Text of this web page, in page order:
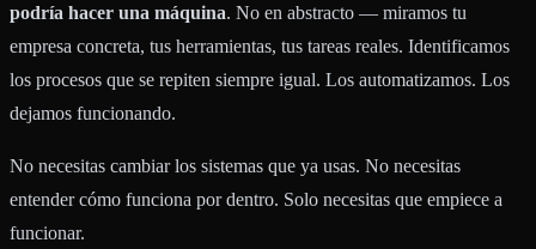
podría hacer una máquina. No en abstracto — miramos tu
empresa concreta, tus herramientas, tus tareas reales. Identificamos
los procesos que se repiten siempre igual. Los automatizamos. Los
dejamos funcionando.
No necesitas cambiar los sistemas que ya usas. No necesitas
entender cómo funciona por dentro. Solo necesitas que empiece a
funcionar.